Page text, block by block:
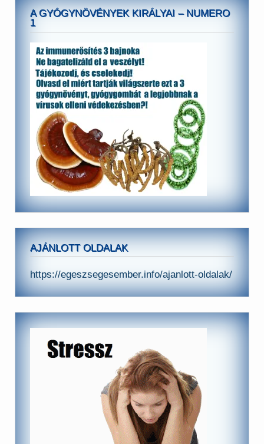
A GYÓGYNÖVÉNYEK KIRÁLYAI – NUMERO
1
AJÁNLOTT OLDALAK
https://egeszsegesember.info/ajanlott-oldalak/